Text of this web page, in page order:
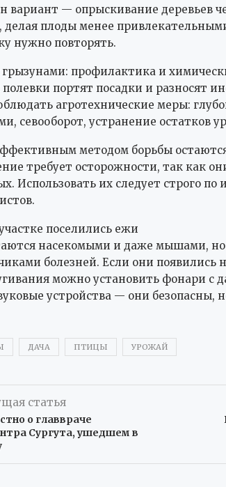
вариант — опрыскивание деревьев
делая плоды менее
нужно повторять.
грызунами: профилактика и
портят посадки и разносят
агротехнические меры:
севооборот, устранение остатков
методом борьбы
требует осторожности, так как
Использовать их следует строго
поселились ежи
насекомыми и даже мышами, но
болезней. Если они появились
можно установить фонари с
устройства — они безопасны,
ДАЧА ПТИЦЫ УРОЖАЙ
статья
о главвраче
Сургута, ушедшем в